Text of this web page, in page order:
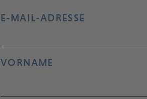
E-MAIL-ADRESSE
VORNAME